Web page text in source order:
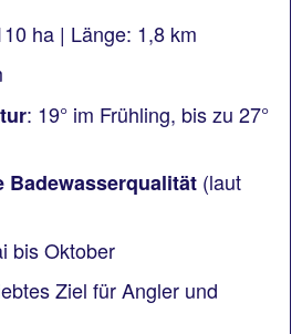
ha | Länge: 1,8 km
: 19° im Frühling, bis zu 27°
Badewasserqualität (laut
bis Oktober
Ziel für Angler und